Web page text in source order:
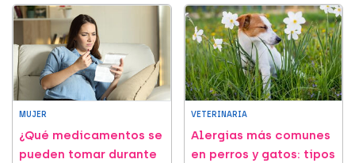
MUJER
¿Qué medicamentos se
pueden tomar durante
VETERINARIA
Alergias más comunes
en perros y gatos: tipos